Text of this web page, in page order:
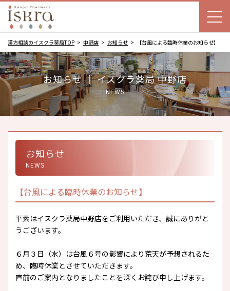
漢方相談のイスクラ薬局TOP 中野店 お知らせ 【台風による臨時休業のお知らせ】
お知らせ ｜ イスクラ薬局 中野店
NEWS
お知らせ
NEWS
【台風による臨時休業のお知らせ】
平素はイスクラ薬局中野店をご利用いただき、誠にありがと
うございます。
６月３日（水）は台風６号の影響により荒天が予想されるた
め、臨時休業とさせていただきます。
直前のご案内となりましたことを深くお詫び申し上げます。